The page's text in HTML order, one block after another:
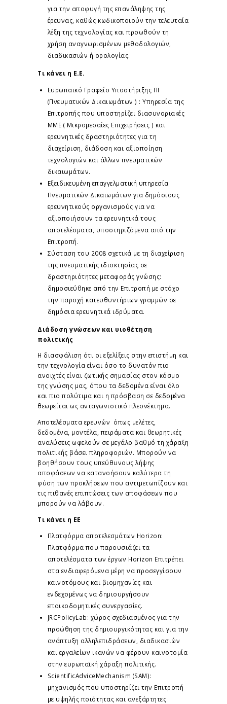
για την αποφυγή της επανάληψης της
έρευνας, καθώς κωδικοποιούν την τελευταία
λέξη της τεχνολογίας και προωθούν τη
χρήση αναγνωρισμένων μεθοδολογιών,
διαδικασιών ή ορολογίας.
Τι κάνει η Ε.Ε.
Ευρωπαϊκό Γραφείο Υποστήριξης ΠΙ
(Πνευματικών Δικαιωμάτων ) : Υπηρεσία της
Επιτροπής που υποστηρίζει διασυνοριακές
ΜΜΕ ( Μικρομεσαίες Επιχειρήσεις ) και
ερευνητικές δραστηριότητες για τη
διαχείριση, διάδοση και αξιοποίηση
τεχνολογιών και άλλων πνευματικών
δικαιωμάτων.
Εξειδικευμένη επαγγελματική υπηρεσία
Πνευματικών Δικαιωμάτων για δημόσιους
ερευνητικούς οργανισμούς για να
αξιοποιήσουν τα ερευνητικά τους
αποτελέσματα, υποστηριζόμενα από την
Επιτροπή.
Σύσταση του 2008 σχετικά με τη διαχείριση
της πνευματικής ιδιοκτησίας σε
δραστηριότητες μεταφοράς γνώσης:
δημοσιεύθηκε από την Επιτροπή με στόχο
την παροχή κατευθυντήριων γραμμών σε
δημόσια ερευνητικά ιδρύματα.
Διάδοση γνώσεων και υιοθέτηση
πολιτικής
Η διασφάλιση ότι οι εξελίξεις στην επιστήμη και
την τεχνολογία είναι όσο το δυνατόν πιο
ανοιχτές είναι ζωτικής σημασίας στον κόσμο
της γνώσης μας, όπου τα δεδομένα είναι όλο
και πιο πολύτιμα και η πρόσβαση σε δεδομένα
θεωρείται ως ανταγωνιστικό πλεονέκτημα.
Αποτελέσματα ερευνών όπως μελέτες,
δεδομένα, μοντέλα, πειράματα και θεωρητικές
αναλύσεις ωφελούν σε μεγάλο βαθμό τη χάραξη
πολιτικής βάσει πληροφοριών. Μπορούν να
βοηθήσουν τους υπεύθυνους λήψης
αποφάσεων να κατανοήσουν καλύτερα τη
φύση των προκλήσεων που αντιμετωπίζουν και
τις πιθανές επιπτώσεις των αποφάσεων που
μπορούν να λάβουν.
Τι κάνει η ΕΕ
Πλατφόρμα αποτελεσμάτων Horizon:
Πλατφόρμα που παρουσιάζει τα
αποτελέσματα των έργων Horizon Επιτρέπει
στα ενδιαφερόμενα μέρη να προσεγγίσουν
καινοτόμους και βιομηχανίες και
ενδεχομένως να δημιουργήσουν
εποικοδομητικές συνεργασίες.
JRCPolicyLab: χώρος σχεδιασμένος για την
προώθηση της δημιουργικότητας και για την
ανάπτυξη αλληλεπιδράσεων, διαδικασιών
και εργαλείων ικανών να φέρουν καινοτομία
στην ευρωπαϊκή χάραξη πολιτικής.
ScientificAdviceMechanism (SAM):
μηχανισμός που υποστηρίζει την Επιτροπή
με υψηλής ποιότητας και ανεξάρτητες